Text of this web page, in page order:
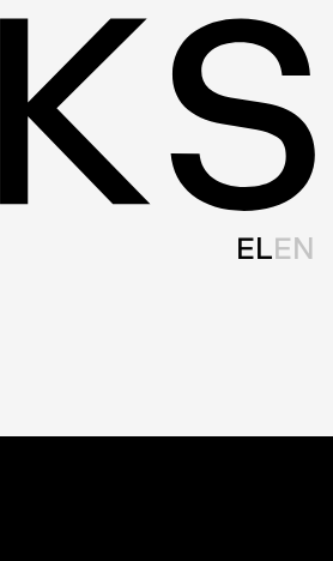
EL EN